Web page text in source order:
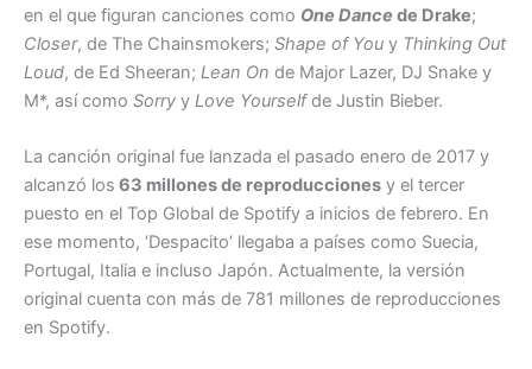
en el que figuran canciones como One Dance de Drake;
Closer, de The Chainsmokers; Shape of You y Thinking Out
Loud, de Ed Sheeran; Lean On de Major Lazer, DJ Snake y
M*, así como Sorry y Love Yourselfde Justin Bieber.
La canción original fue lanzada el pasado enero de 2017 y
alcanzó los 63 millones de reproducciones y el tercer
puesto en el Top Global de Spotify a inicios de febrero. En
ese momento, ‘Despacito’ llegaba a países como Suecia,
Portugal, Italia e incluso Japón. Actualmente, la versión
original cuenta con más de 781 millones de reproducciones
en Spotify.